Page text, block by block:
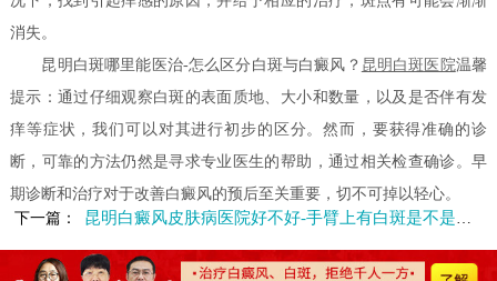
消失。
昆明白斑哪里能医治-怎么区分白斑与白癜风？ 昆明白斑医院温馨
提示：通过仔细观察白斑的表面质地、大小和数量，以及是否伴有发
痒等症状，我们可以对其进行初步的区分。然而，要获得准确的诊
断，可靠的方法仍然是寻求专业医生的帮助，通过相关检查确诊。早
期诊断和治疗对于改善白癜风的预后至关重要，切不可掉以轻心。
下一篇：
昆明白癜风皮肤病医院好不好-手臂上有白斑是不是白癜风呢